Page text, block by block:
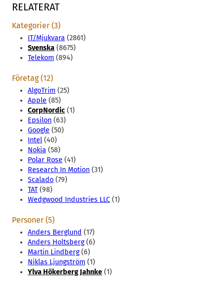
RELATERAT
Kategorier (3)
IT/Mjukvara (2861)
Svenska (8675)
Telekom (894)
Företag (12)
AlgoTrim (25)
Apple (85)
CorpNordic (1)
Epsilon (63)
Google (50)
Intel (40)
Nokia (58)
Polar Rose (41)
Research In Motion (31)
Scalado (79)
TAT(98)
Wedgwood Industries LLC (1)
Personer (5)
Anders Berglund (17)
Anders Holtsberg(6)
Martin Lindberg(6)
Niklas Ljungström (1)
Ylva Hökerberg Jahnke (1)